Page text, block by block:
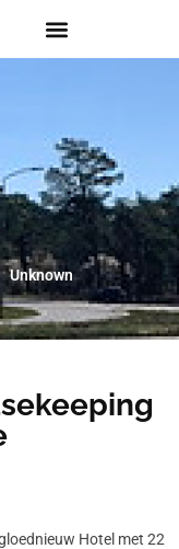
Unknown
Hotel met 22